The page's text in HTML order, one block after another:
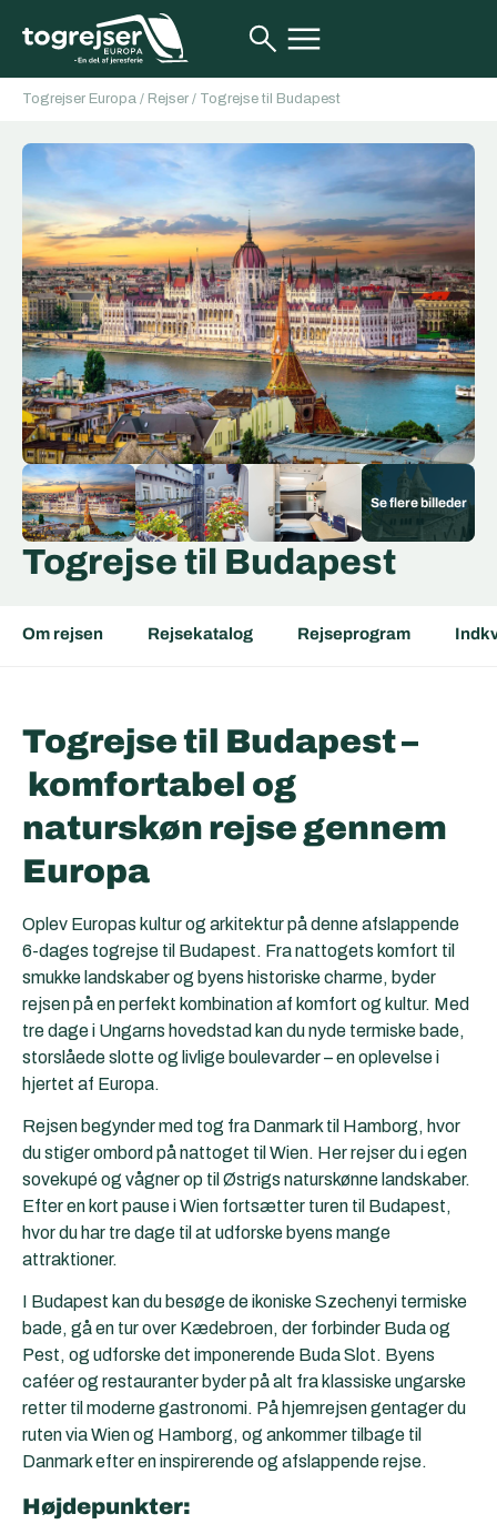
Togrejser Europa / Rejser / Togrejse til Budapest
Togrejse til Budapest
Om rejsen Rejsekatalog Rejseprogram
Togrejse til Budapest –
komfortabel og
naturskøn rejse gennem
Europa
Oplev Europas kultur og arkitektur på denne afslappende
6-dages togrejse til Budapest. Fra nattogets komfort til
smukke landskaber og byens historiske charme, byder
rejsen på en perfekt kombination af komfort og kultur. Med
tre dage i Ungarns hovedstad kan du nyde termiske bade,
storslåede slotte og livlige boulevarder – en oplevelse i
hjertet af Europa.
Rejsen begynder med tog fra Danmark til Hamborg, hvor
du stiger ombord på nattoget til Wien. Her rejser du i egen
sovekupé og vågner op til Østrigs naturskønne landskaber.
Efter en kort pause i Wien fortsætter turen til Budapest,
hvor du har tre dage til at udforske byens mange
attraktioner.
I Budapest kan du besøge de ikoniske Szechenyi termiske
bade, gå en tur over Kædebroen, der forbinder Buda og
Pest, og udforske det imponerende Buda Slot. Byens
caféer og restauranter byder på alt fra klassiske ungarske
retter til moderne gastronomi. På hjemrejsen gentager du
ruten via Wien og Hamborg, og ankommer tilbage til
Danmark efter en inspirerende og afslappende rejse.
Højdepunkter: